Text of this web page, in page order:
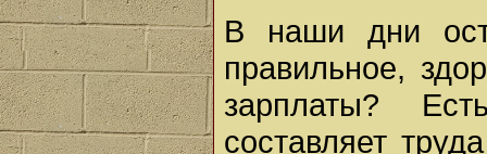
В наши дни
правильное,
зарплаты?
составляет